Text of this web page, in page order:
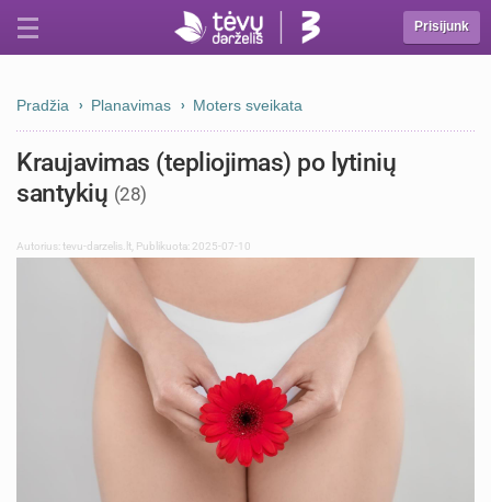
Prisijunk
Pradžia Planavimas Moters sveikata
Kraujavimas (tepliojimas) po lytinių
santykių (28)
Autorius:tevu-darzelis.lt Publikuota: 2025-07-10